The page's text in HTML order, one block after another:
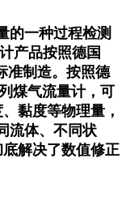
的一种过程检测
计产品按照德国
制造。按照德
气流量计，可
、黏度等物理量，
、不同状
彻底解决了数值修正